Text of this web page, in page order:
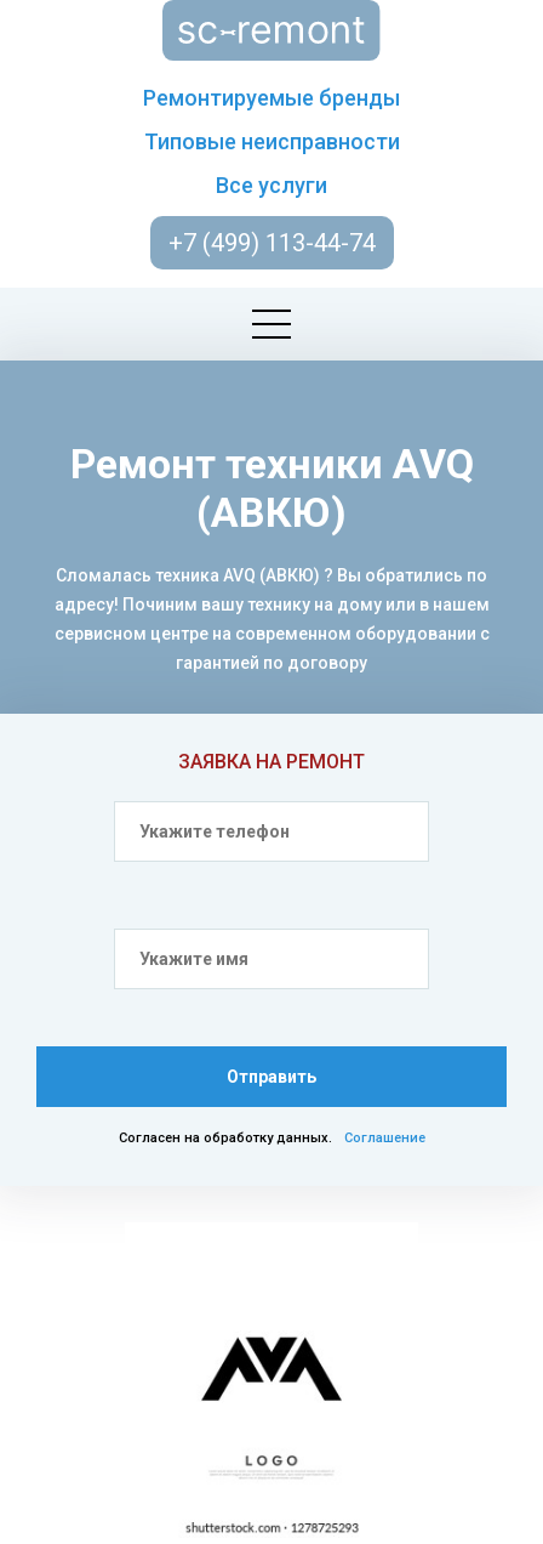
Ремонтируемые бренды
Типовые неисправности
Все услуги
+7 (499) 113-44-74
ЗАЯВКА НА РЕМОНТ
Отправить
Согласен на обработку данных. Соглашение
Ремонт техники AVQ
(АВКЮ)
Сломалась техника AVQ (АВКЮ) ? Вы обратились по
адресу! Починим вашу технику на дому или в нашем
сервисном центре на современном оборудовании с
гарантией по договору